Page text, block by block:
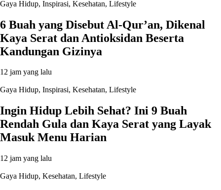
Gaya Hidup, Inspirasi, Kesehatan, Lifestyle
6 Buah yang Disebut Al-Qur’an, Dikenal
Kaya Serat dan Antioksidan Beserta
Kandungan Gizinya
12 jam yang lalu
Gaya Hidup, Inspirasi, Kesehatan, Lifestyle
Ingin Hidup Lebih Sehat? Ini 9 Buah
Rendah Gula dan Kaya Serat yang Layak
Masuk Menu Harian
12 jam yang lalu
Gaya Hidup, Kesehatan, Lifestyle